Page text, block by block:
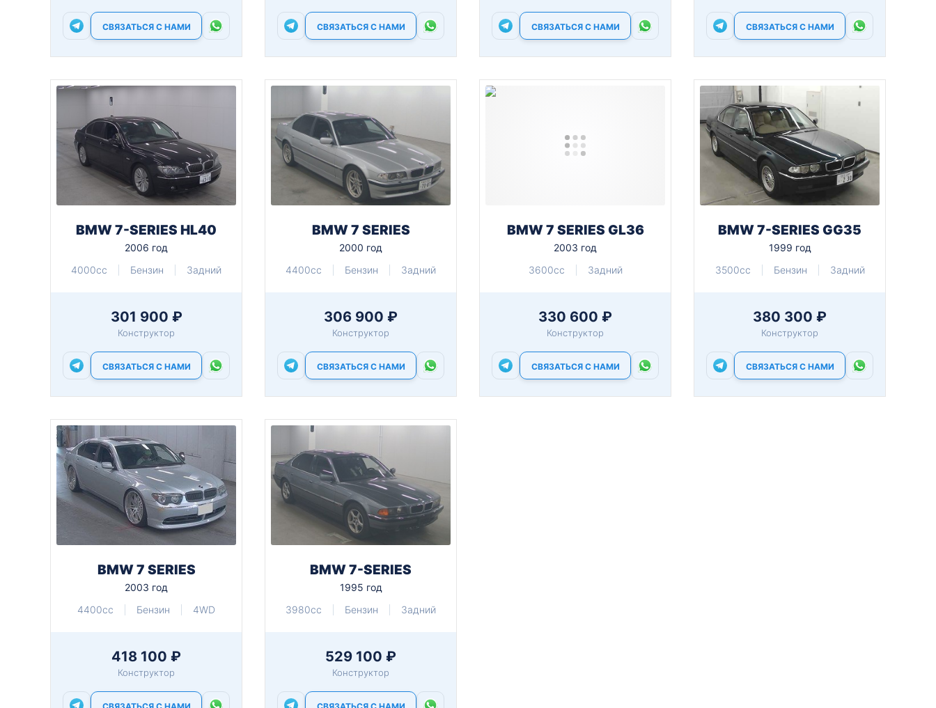
СВЯЗАТЬСЯ С НАМИ СВЯЗАТЬСЯ С НАМИ СВЯЗАТЬСЯ С НАМИ СВЯЗАТЬСЯ С НАМИ
BMW 7-SERIES HL40
2006 год
4000cc
Бензин Задний
301 900 ₽
Конструктор
СВЯЗАТЬСЯ С НАМИ
BMW 7 SERIES
2000 год
4400cc
Бензин Задний
306 900 ₽
Конструктор
СВЯЗАТЬСЯ С НАМИ
BMW 7 SERIES GL36
2003 год
3600cc
Задний
330 600 ₽
Конструктор
СВЯЗАТЬСЯ С НАМИ
BMW 7-SERIES GG35
1999 год
3500cc
Бензин Задний
380 300 ₽
Конструктор
СВЯЗАТЬСЯ С НАМИ
BMW 7 SERIES
2003 год
4400cc
Бензин 4WD
418 100 ₽
Конструктор
СВЯЗАТЬСЯ С НАМИ
BMW 7-SERIES
1995 год
3980cc
Бензин Задний
529 100 ₽
Конструктор
СВЯЗАТЬСЯ С НАМИ